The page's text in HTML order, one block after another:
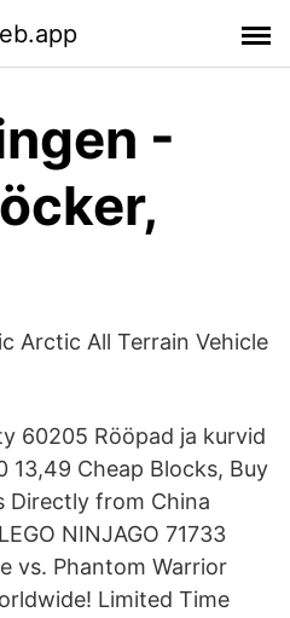
-
Arctic All Terrain Vehicle
60205 Rööpad ja kurvid
Cheap Blocks, Buy
Directly from China
NINJAGO 71733
vs. Phantom Warrior
Limited Time